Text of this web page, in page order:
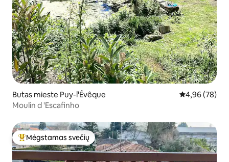
Butas mieste Puy-l'Évêque Vidutinis
4,96 (78)
Moulin d 'Escafinho
Svečių mėgstamiausias
Mėgstamas svečių